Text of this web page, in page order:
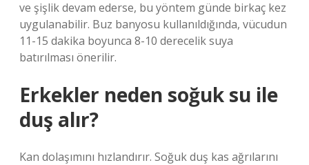
ve şişlik devam ederse, bu yöntem günde birkaç kez
uygulanabilir. Buz banyosu kullanıldığında, vücudun
11-15 dakika boyunca 8-10 derecelik suya
batırılması önerilir.
Erkekler neden soğuk su ile
duş alır?
Kan dolaşımını hızlandırır. Soğuk duş kas ağrılarını